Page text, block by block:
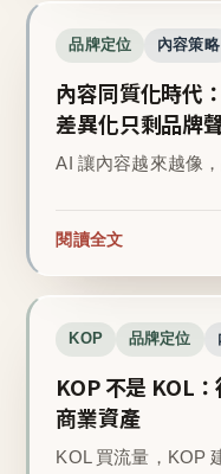
品牌定位 內容策略
內容同質化時代
差異化只剩品牌
AI 讓內容越來越像
閱讀全文
KOP 品牌定位
KOP 不是 KOL
商業資產
KOL 買流量，KOP